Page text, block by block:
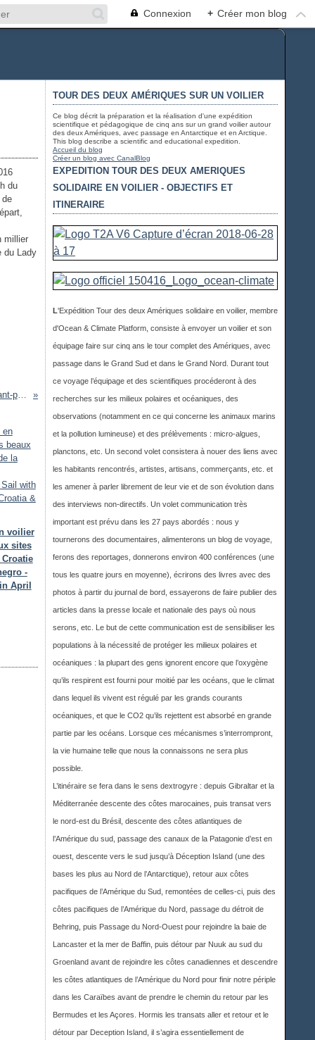
Connexion + Créer mon blog
du
de
millier
du Lady
Leixoes (Portugal) - Arrivée de nuit et mouillage dans l'avant-port à côté d'un trois-mâts, 16 octobre 2016
voilier
sites
-
April
TOUR DES DEUX AMÉRIQUES SUR UN VOILIER
Ce blog décrit la préparation et la réalisation d'une expédition
scientifique et pédagogique de cinq ans sur un grand voilier autour
des deux Amériques, avec passage en Antarctique et en Arctique.
This blog describe a scientific and educational expedition.
Accueil du blog
Créer un blog avec CanalBlog
EXPEDITION TOUR DES DEUX AMERIQUES
SOLIDAIRE EN VOILIER - OBJECTIFS ET
ITINERAIRE
L'Expédition Tour des deux Amériques solidaire en voilier, membre
d'Ocean & Climate Platform, consiste à envoyer un voilier et son
équipage faire sur cinq ans le tour complet des Amériques, avec
passage dans le Grand Sud et dans le Grand Nord. Durant tout
ce voyage l’équipage et des scientifiques procéderont à des
recherches sur les milieux polaires et océaniques, des
observations (notamment en ce qui concerne les animaux marins
et la pollution lumineuse) et des prélèvements : micro-algues,
planctons, etc. Un second volet consistera à nouer des liens avec
les habitants rencontrés, artistes, artisans, commerçants, etc. et
les amener à parler librement de leur vie et de son évolution dans
des interviews non-directifs. Un volet communication très
important est prévu dans les 27 pays abordés : nous y
tournerons des documentaires, alimenterons un blog de voyage,
ferons des reportages, donnerons environ 400 conférences (une
tous les quatre jours en moyenne), écrirons des livres avec des
photos à partir du journal de bord, essayerons de faire publier des
articles dans la presse locale et nationale des pays où nous
serons, etc. Le but de cette communication est de sensibiliser les
populations à la nécessité de protéger les milieux polaires et
océaniques : la plupart des gens ignorent encore que l’oxygène
qu’ils respirent est fourni pour moitié par les océans, que le climat
dans lequel ils vivent est régulé par les grands courants
océaniques, et que le CO2 qu’ils rejettent est absorbé en grande
partie par les océans. Lorsque ces mécanismes s’interrompront,
la vie humaine telle que nous la connaissons ne sera plus
possible.
L’itinéraire se fera dans le sens dextrogyre : depuis Gibraltar et la
Méditerranée descente des côtes marocaines, puis transat vers
le nord-est du Brésil, descente des côtes atlantiques de
l’Amérique du sud, passage des canaux de la Patagonie d’est en
ouest, descente vers le sud jusqu’à Déception Island (une des
bases les plus au Nord de l’Antarctique), retour aux côtes
pacifiques de l’Amérique du Sud, remontées de celles-ci, puis des
côtes pacifiques de l’Amérique du Nord, passage du détroit de
Behring, puis Passage du Nord-Ouest pour rejoindre la baie de
Lancaster et la mer de Baffin, puis détour par Nuuk au sud du
Groenland avant de rejoindre les côtes canadiennes et descendre
les côtes atlantiques de l’Amérique du Nord pour finir notre périple
dans les Caraïbes avant de prendre le chemin du retour par les
Bermudes et les Açores. Hormis les transats aller et retour et le
détour par Deception Island, il s’agira essentiellement de